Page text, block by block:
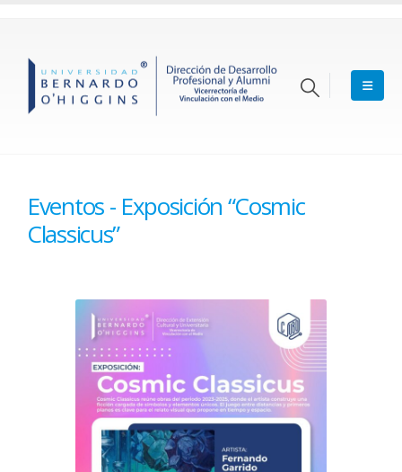
Eventos - Exposición “Cosmic
Classicus”